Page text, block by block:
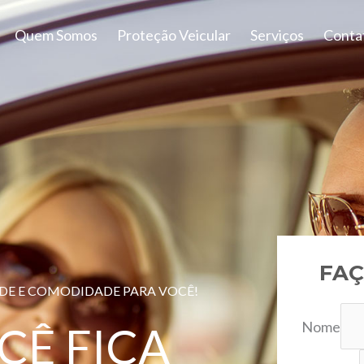
Quem Somos Proteção Veicular Serviços
E COMODIDADE PARA VOCÊ!
FICA
Nome